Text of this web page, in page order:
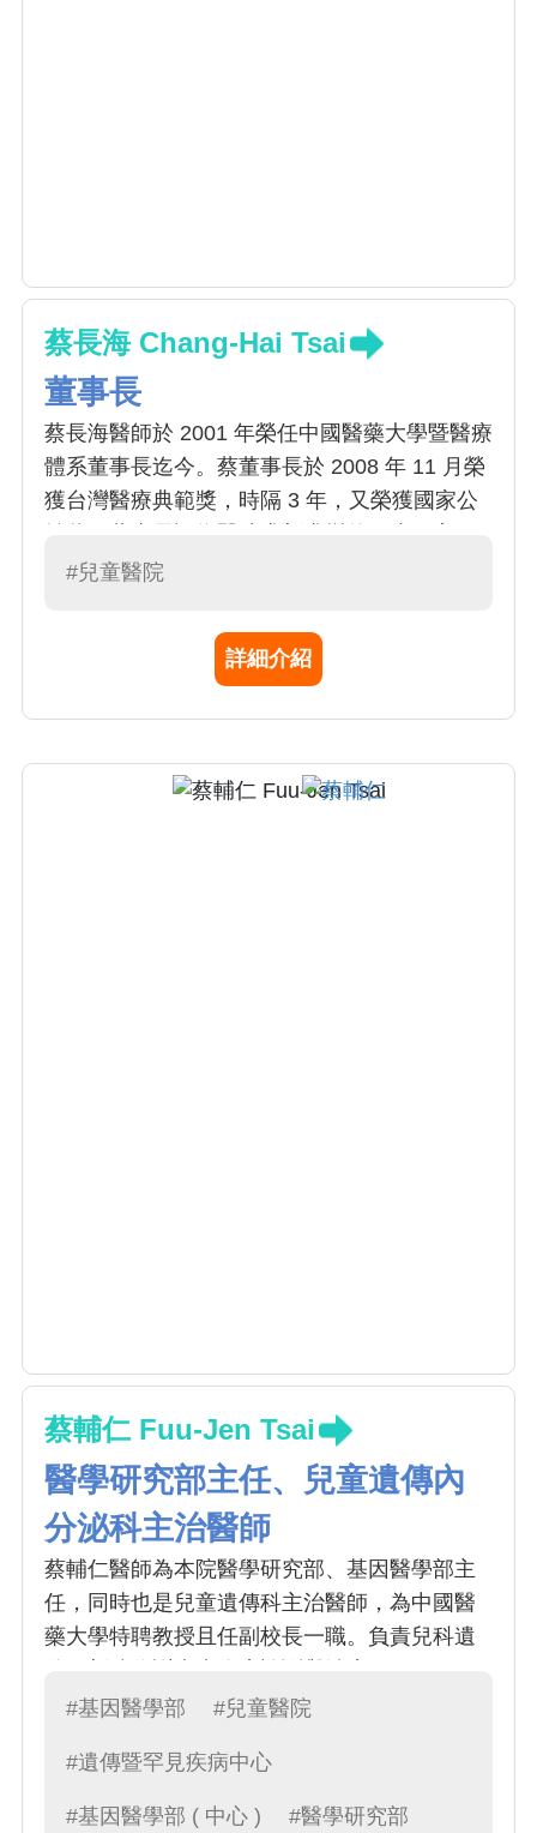
蔡長海 Chang-Hai Tsai
董事長
蔡長海醫師於 2001 年榮任中國醫藥大學暨醫療
體系董事長迄今。蔡董事長於 2008 年 11 月榮
獲台灣醫療典範獎，時隔 3 年，又榮獲國家公
快，高效率才有高品質， 他對醫院現狀的深入
時而喻之以理，在一張一弛間完成溝通協調的
本事，讓所有與會同仁再度見識到這位白袍
#兒童醫院
詳細介紹
蔡輔仁 Fuu-Jen Tsai
醫學研究部主任、兒童遺傳內
分泌科主治醫師
蔡輔仁醫師為本院醫學研究部、基因醫學部主
任，同時也是兒童遺傳科主治醫師，為中國醫
藥大學特聘教授且任副校長一職。負責兒科遺
#基因醫學部
#兒童醫院
#遺傳暨罕見疾病中心
#基因醫學部 ( 中心 ) #醫學研究部